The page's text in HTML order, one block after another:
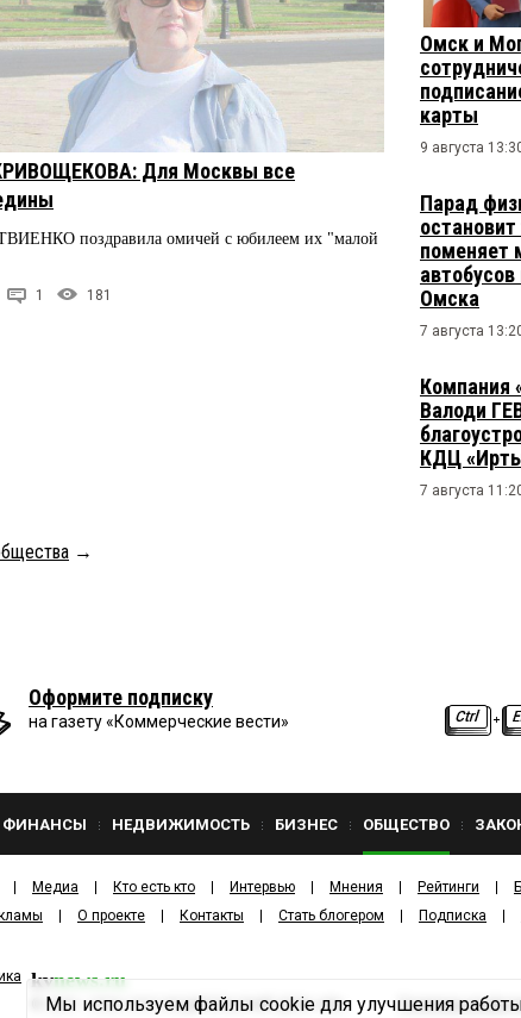
Для Москвы все
поздравила омичей с юбилеем их "малой
1 181
Омск и
карты
9 августа
Парад
поменяет
Омска
7 августа
Компания
Валоди
КДЦ
7 августа
→
Оформите подписку
на газету «Коммерческие вести»
ФИНАНСЫ НЕДВИЖИМОСТЬ БИЗНЕС ОБЩЕСТВО
Медиа Кто есть кто Интервью Мнения Рейтинги
О проекте Контакты Стать блогером Подписка
kvnews.ru
2001—2026ООО ИЗДАТЕЛЬСКИЙ ДОМ «КВ».
Политика
Мы используем файлы cookie для улучшения работы